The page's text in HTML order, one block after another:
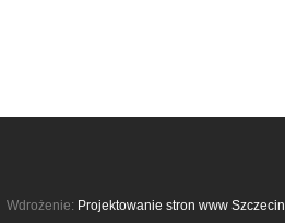
Wdrożenie: Projektowanie stron www Szczecin